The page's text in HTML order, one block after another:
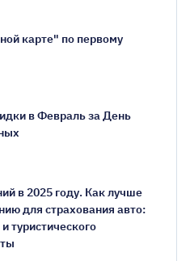
карте" по первому
в Февраль за День
в 2025 году. Как лучше
для страхования авто:
туристического